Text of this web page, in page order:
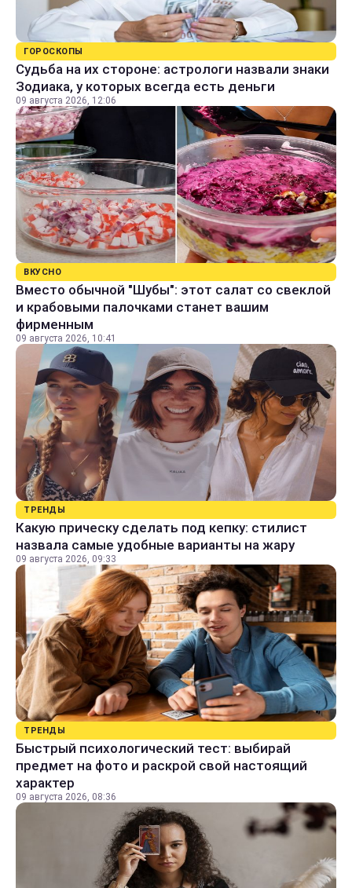
ГОРОСКОПЫ
Судьба на их стороне: астрологи назвали знаки
Зодиака, у которых всегда есть деньги
09 августа 2026, 12:06
ВКУСНО
Вместо обычной "Шубы": этот салат со свеклой
и крабовыми палочками станет вашим
фирменным
09 августа 2026, 10:41
ТРЕНДЫ
Какую прическу сделать под кепку: стилист
назвала самые удобные варианты на жару
09 августа 2026, 09:33
ТРЕНДЫ
Быстрый психологический тест: выбирай
предмет на фото и раскрой свой настоящий
характер
09 августа 2026, 08:36